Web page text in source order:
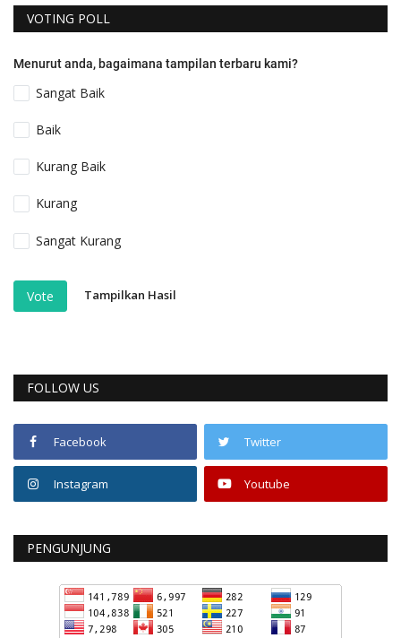
VOTING POLL
Menurut anda, bagaimana tampilan terbaru kami?
Sangat Baik
Baik
Kurang Baik
Kurang
Sangat Kurang
Vote Tampilkan Hasil
FOLLOW US
Facebook Twitter
Instagram Youtube
PENGUNJUNG